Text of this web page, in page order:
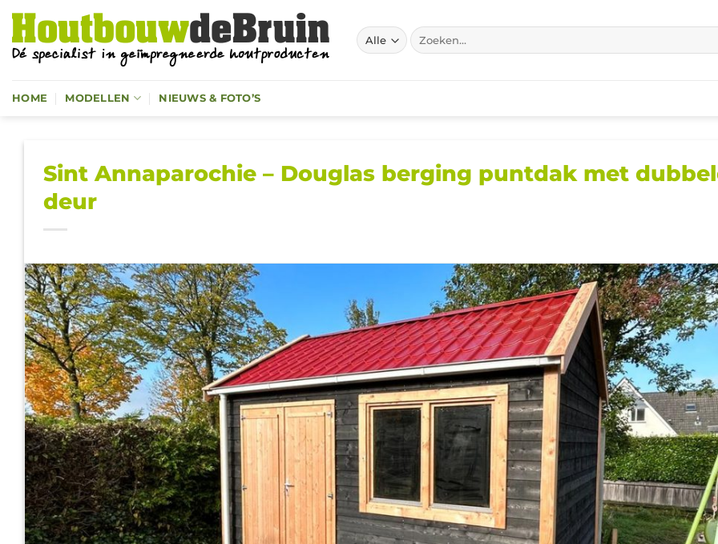
Ga
naar
inhoud
Zoeken
naar:
HOME MODELLEN NIEUWS & FOTO’S
Sint Annaparochie – Douglas berging puntdak met
deur